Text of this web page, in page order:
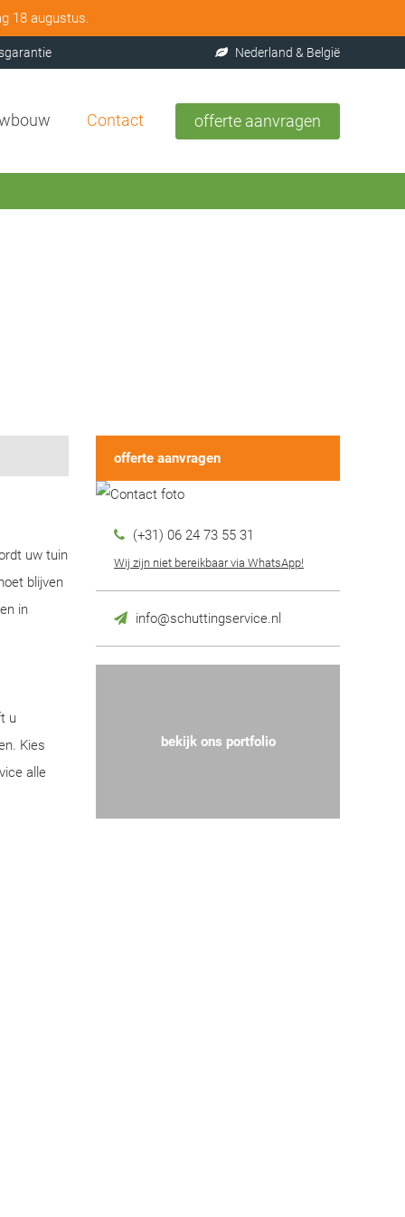
18 augustus.
Nederland & België
Contact offerte aanvragen
uw tuin
blijven
in
u
Kies
alle
offerte aanvragen
(+31) 06 24 73 55 31
Wij zijn niet bereikbaar via WhatsApp!
info@schuttingservice.nl
bekijk ons portfolio